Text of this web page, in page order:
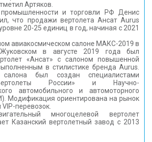
Артяков.
и торговли РФ Денис
что продажи вертолета Ансат Aurus
20-25 единиц в год, начиная с 2021
авиакосмическом салоне МАКС-2019 в
в августе 2019 года был
«Ансат» с салоном повышенной
в стилистике бренда Aurus.
салона был создан специалистами
России» и Научно-
автомобильного и автомоторного
Модификация ориентирована на рынок
перевозок.
многоцелевой вертолет
Казанский вертолетный завод с 2013